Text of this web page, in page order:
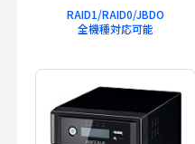
RAID1/RAID0/JBDO
全機種対応可能